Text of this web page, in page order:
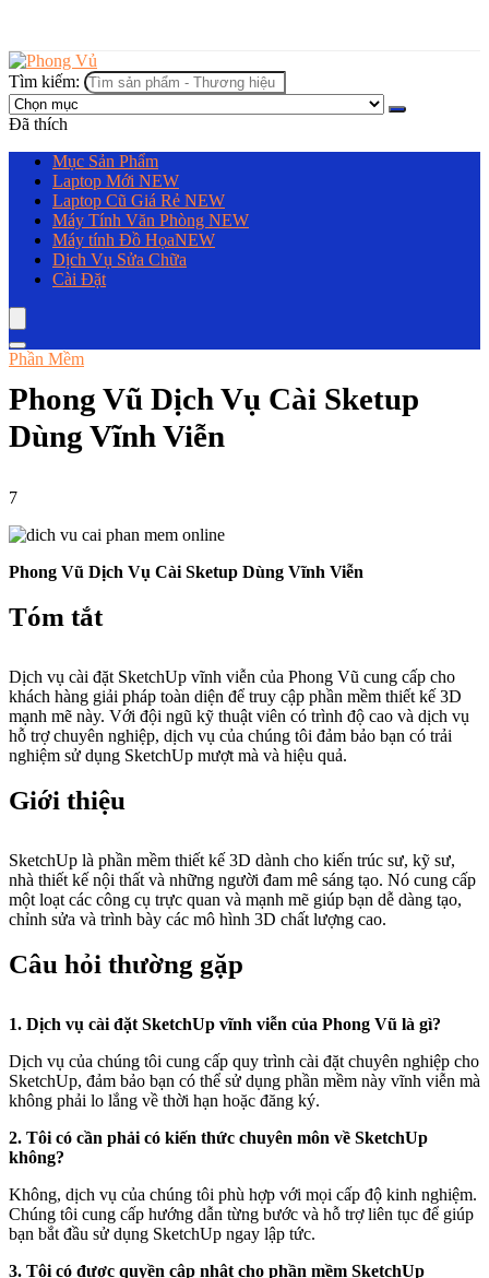
Tìm kiếm:
Đã thích
Mục Sản Phẩm
Laptop Mới NEW
Laptop Cũ Giá Rẻ NEW
Máy Tính Văn Phòng NEW
Máy tính Đồ HọaNEW
Dịch Vụ Sửa Chữa
Cài Đặt
Phần Mềm
Phong Vũ Dịch Vụ Cài Sketup
Dùng Vĩnh Viễn
7
Phong Vũ Dịch Vụ Cài Sketup Dùng Vĩnh Viễn
Tóm tắt
Dịch vụ cài đặt SketchUp vĩnh viễn của Phong Vũ cung cấp cho
khách hàng giải pháp toàn diện để truy cập phần mềm thiết kế 3D
mạnh mẽ này. Với đội ngũ kỹ thuật viên có trình độ cao và dịch vụ
hỗ trợ chuyên nghiệp, dịch vụ của chúng tôi đảm bảo bạn có trải
nghiệm sử dụng SketchUp mượt mà và hiệu quả.
Giới thiệu
SketchUp là phần mềm thiết kế 3D dành cho kiến trúc sư, kỹ sư,
nhà thiết kế nội thất và những người đam mê sáng tạo. Nó cung cấp
một loạt các công cụ trực quan và mạnh mẽ giúp bạn dễ dàng tạo,
chỉnh sửa và trình bày các mô hình 3D chất lượng cao.
Câu hỏi thường gặp
1. Dịch vụ cài đặt SketchUp vĩnh viễn của Phong Vũ là gì?
Dịch vụ của chúng tôi cung cấp quy trình cài đặt chuyên nghiệp cho
SketchUp, đảm bảo bạn có thể sử dụng phần mềm này vĩnh viễn mà
không phải lo lắng về thời hạn hoặc đăng ký.
2. Tôi có cần phải có kiến ​​thức chuyên môn về SketchUp
không?
Không, dịch vụ của chúng tôi phù hợp với mọi cấp độ kinh nghiệm.
Chúng tôi cung cấp hướng dẫn từng bước và hỗ trợ liên tục để giúp
bạn bắt đầu sử dụng SketchUp ngay lập tức.
3. Tôi có được quyền cập nhật cho phần mềm SketchUp